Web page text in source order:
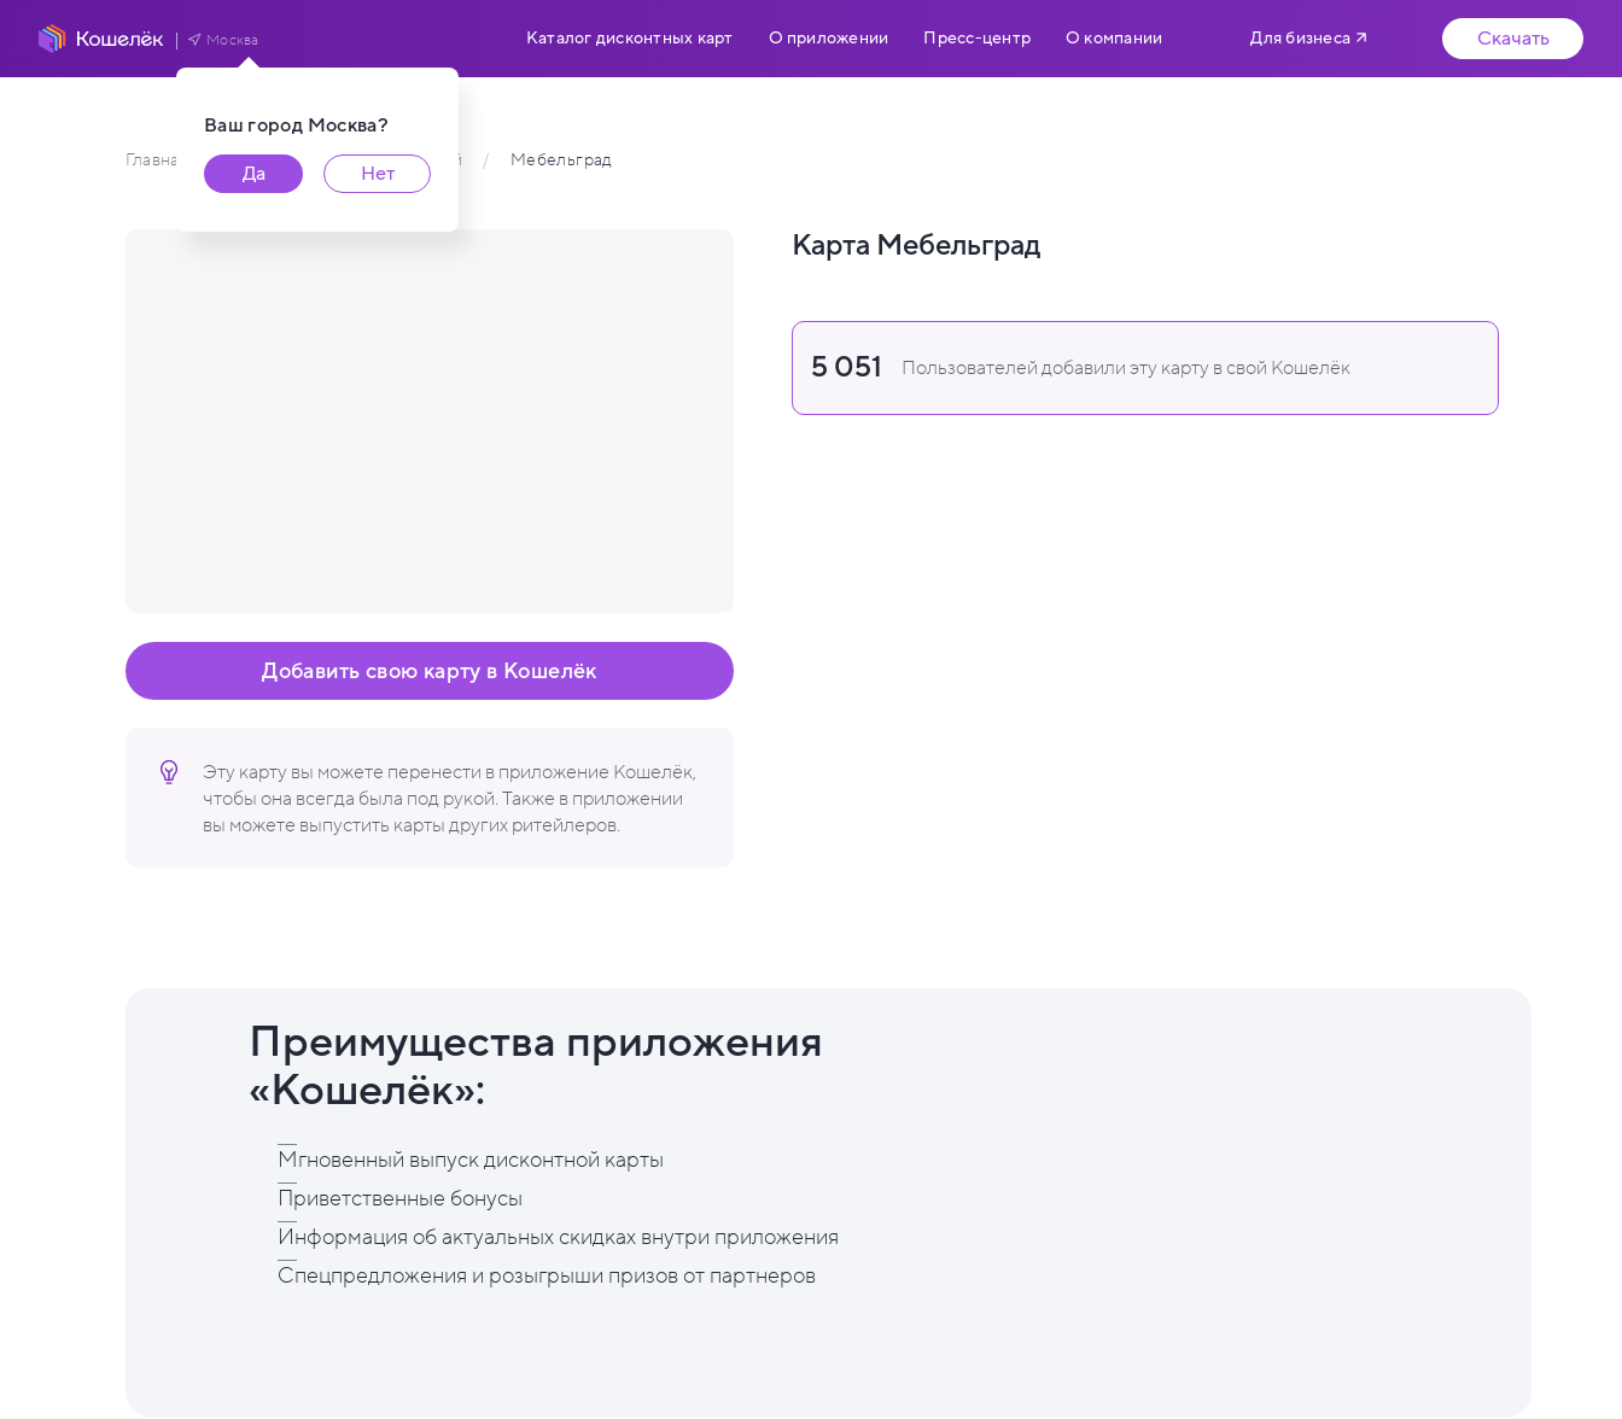
Ваш город Москва?
Да
Нет
Москва Каталог дисконтных карт О приложении Пресс-центр О компании Для бизнеса Скачать
Главная / Каталог карт пользователей / Мебельград
Эту карту вы можете перенести в приложение Кошелёк,
чтобы она всегда была под рукой. Также в приложении
вы можете выпустить карты других ритейлеров.
Добавить свою карту в Кошелёк
Карта Мебельград
5 051 Пользователей добавили эту карту в свой Кошелёк
Преимущества приложения
«Кошелёк»:
Мгновенный выпуск дисконтной карты
Приветственные бонусы
Информация об актуальных скидках внутри приложения
Спецпредложения и розыгрыши призов от партнеров